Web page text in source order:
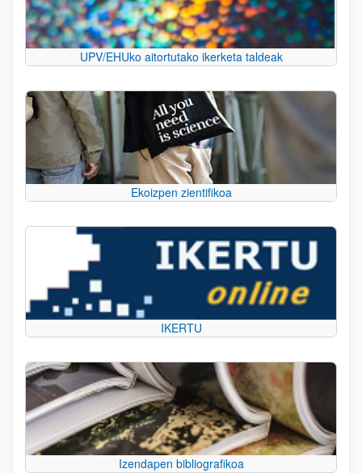
UPV/EHUko aitortutako ikerketa taldeak
Ekoizpen zientifikoa
IKERTU
Izendapen bibliografikoa